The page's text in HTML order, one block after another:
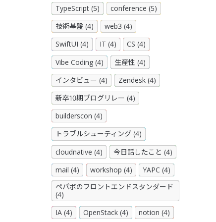
TypeScript (5)
conference (5)
技術基盤 (4)
web3 (4)
SwiftUI (4)
IT (4)
CS (4)
Vibe Coding (4)
生産性 (4)
インタビュー (4)
Zendesk (4)
新卒10期ブログリレー (4)
builderscon (4)
トラブルシューティング (4)
cloudnative (4)
今日話したこと (4)
mail (4)
workshop (4)
YAPC (4)
ペパボのフロントエンドスタンダード
(4)
IA (4)
OpenStack (4)
notion (4)